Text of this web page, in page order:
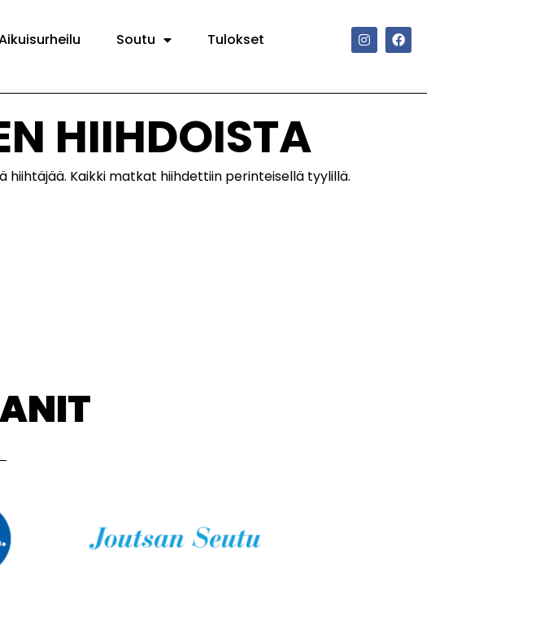
Soutu Tulokset
HIIHDOISTA
hiihtäjää. Kaikki matkat hiihdettiin perinteisellä tyylillä.